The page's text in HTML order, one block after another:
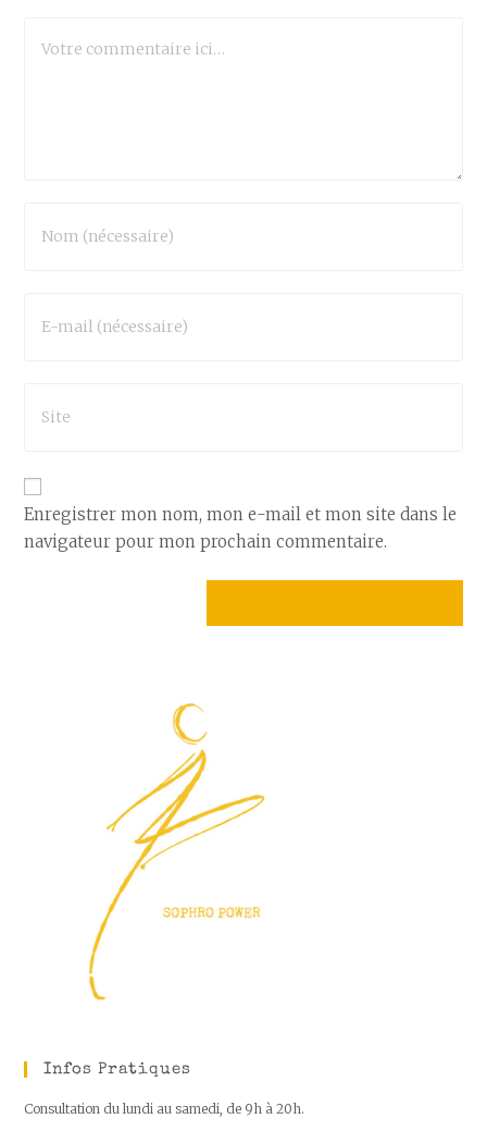
Enregistrer mon nom, mon e-mail et mon site dans le
navigateur pour mon prochain commentaire.
Infos Pratiques
Consultation du lundi au samedi, de 9h à 20h.